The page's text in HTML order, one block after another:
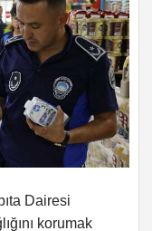
Dairesi
korumak